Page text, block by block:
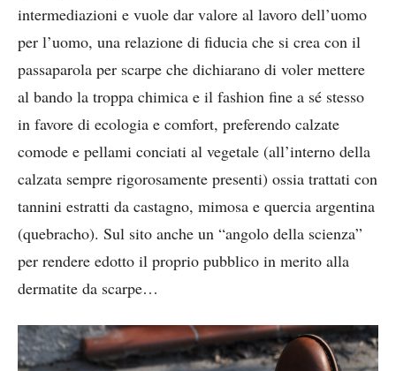
intermediazioni e vuole dar valore al lavoro dell’uomo
per l’uomo, una relazione di fiducia che si crea con il
passaparola per scarpe che dichiarano di voler mettere
al bando la troppa chimica e il fashion fine a sé stesso
in favore di ecologia e comfort, preferendo calzate
comode e pellami conciati al vegetale (all’interno della
calzata sempre rigorosamente presenti) ossia trattati con
tannini estratti da castagno, mimosa e quercia argentina
(quebracho). Sul sito anche un “angolo della scienza”
per rendere edotto il proprio pubblico in merito alla
dermatite da scarpe…